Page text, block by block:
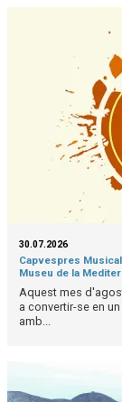
30.07.2026
Capvespres
Museu de la
Aquest mes
a convertir-se en
amb...